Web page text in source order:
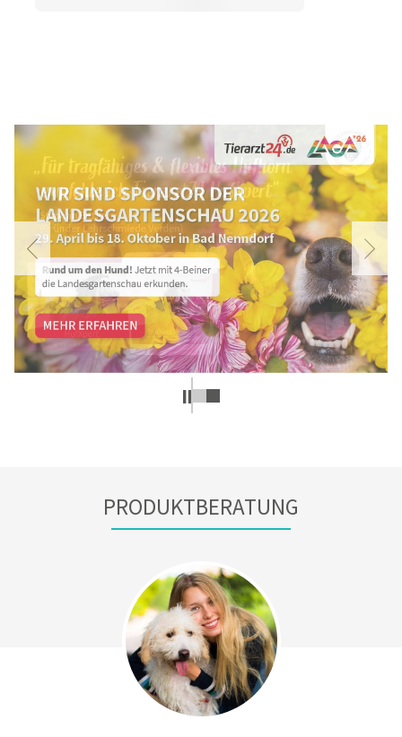
PRODUKTBERATUNG